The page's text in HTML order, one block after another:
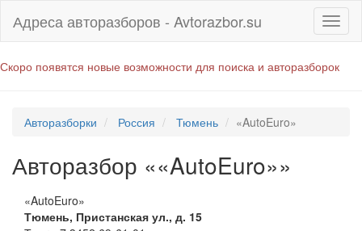
Адреса авторазборов - Avtorazbor.su
Скоро появятся новые возможности для поиска и авторазборок
Авторазборки Россия Тюмень «AutoEuro»
Авторазбор ««AutoEuro»»
«AutoEuro»
Тюмень, Пристанская ул., д. 15